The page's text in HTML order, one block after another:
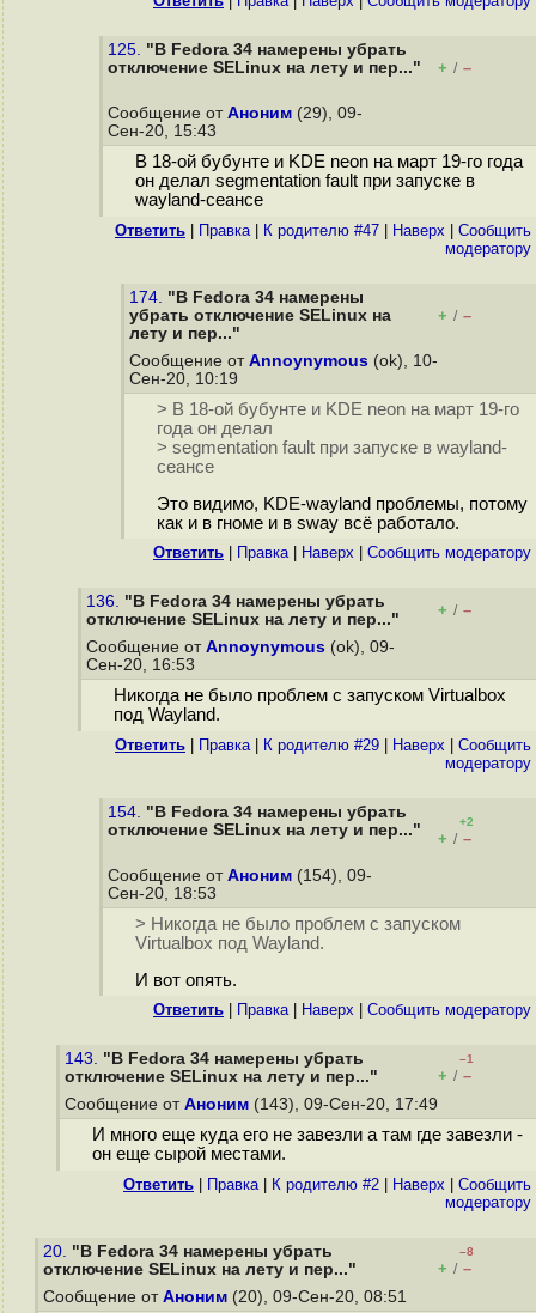
125. "В Fedora 34 намерены убрать
отключение SELinux на лету и пер..."
+ / –
Сообщение от Аноним (29), 09-
Сен-20, 15:43
В 18-ой бубунте и KDE neon на март 19-го года
он делал segmentation fault при запуске в
wayland-сеансе
Ответить Правка| К родителю #47 Наверх
Cообщить
модератору
174. "В Fedora 34 намерены
убрать отключение SELinux на
лету и пер..."
+ / –
Сообщение от Annoynymous (ok), 10-
Сен-20, 10:19
> В 18-ой бубунте и KDE neon на март 19-го
года он делал
> segmentation fault при запуске в wayland-
сеансе
Это видимо, KDE-wayland проблемы, потому
как и в гноме и в sway всё работало.
Ответить Правка| Наверх Cообщить модератору
136. "В Fedora 34 намерены убрать
отключение SELinux на лету и пер..."
+ / –
Сообщение от Annoynymous (ok), 09-
Сен-20, 16:53
Никогда не было проблем с запуском Virtualbox
под Wayland.
Ответить Правка| К родителю #29 Наверх
Cообщить
модератору
154. "В Fedora 34 намерены убрать
отключение SELinux на лету и пер..."
+2
+ / –
Сообщение от Аноним (154), 09-
Сен-20, 18:53
> Никогда не было проблем с запуском
Virtualbox под Wayland.
И вот опять.
Ответить Правка| Наверх Cообщить модератору
143. "В Fedora 34 намерены убрать
отключение SELinux на лету и пер..."
–1
+ / –
Сообщение от Аноним (143), 09-Сен-20, 17:49
И много еще куда его не завезли а там где завезли -
он еще сырой местами.
Ответить Правка| К родителю #2 Наверх
Cообщить
модератору
20. "В Fedora 34 намерены убрать
отключение SELinux на лету и пер..."
–8
+ / –
Сообщение от Аноним (20), 09-Сен-20, 08:51